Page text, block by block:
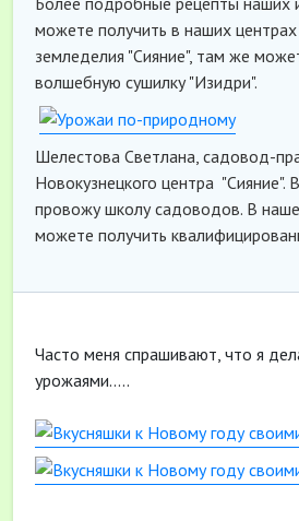
можете получить в наших
земледелия "Сияние", там же
волшебную сушилку "Изидри".
Шелестова Светлана, садовод-
Новокузнецкого центра "Сияние".
провожу школу садоводов. В
можете получить
Часто меня спрашивают, что я
урожаями.....